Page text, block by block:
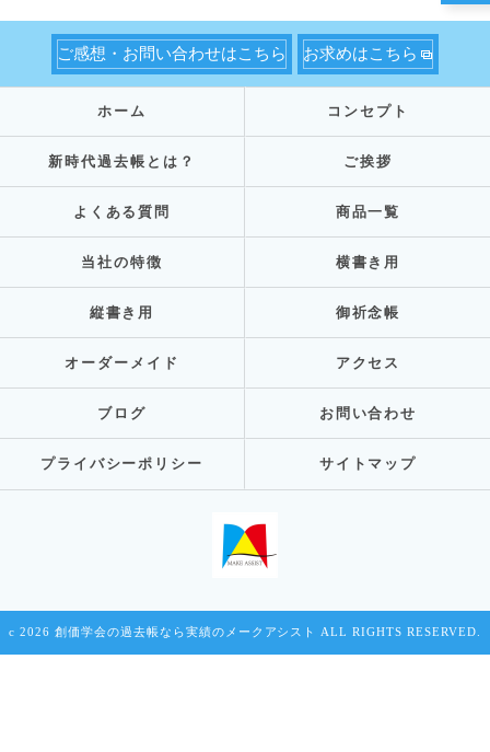
ご感想・お問い合わせはこちら お求めはこちら
ホーム コンセプト
新時代過去帳とは？ ご挨拶
よくある質問 商品一覧
当社の特徴 横書き用
縦書き用 御祈念帳
オーダーメイド アクセス
ブログ お問い合わせ
プライバシーポリシー サイトマップ
c 2026 創価学会の過去帳なら実績のメークアシスト ALL RIGHTS RESERVED.